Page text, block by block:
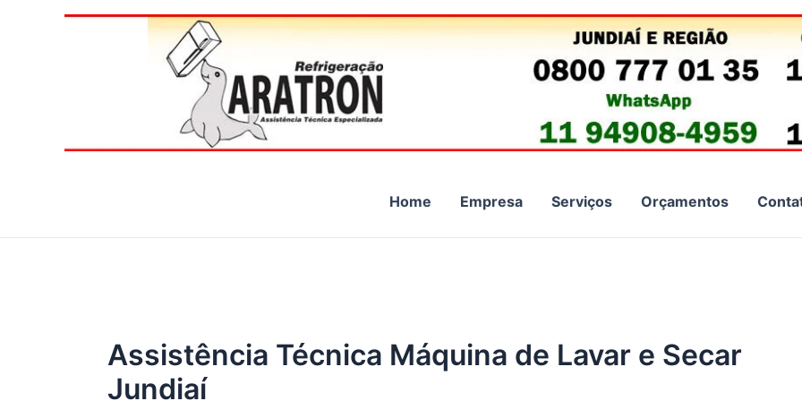
Home Empresa Serviços Orçamentos
Assistência Técnica Máquina de Lavar e Secar
Jundiaí